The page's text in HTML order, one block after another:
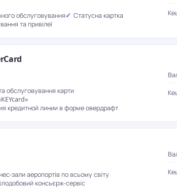
обслуговування
Статусна картка
та привілеї
обслуговування карти
кредитной линии в форме овердрафт
зали аеропортів по всьому світу
консьєрж-сервіс